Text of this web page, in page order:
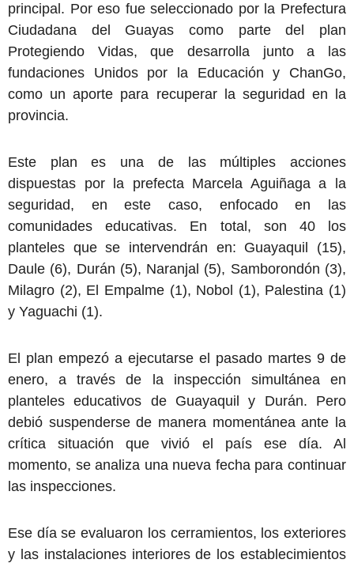
principal. Por eso fue seleccionado por la Prefectura
Ciudadana del Guayas como parte del plan
Protegiendo Vidas, que desarrolla junto a las
fundaciones Unidos por la Educación y ChanGo,
como un aporte para recuperar la seguridad en la
provincia.
Este plan es una de las múltiples acciones
dispuestas por la prefecta Marcela Aguiñaga a la
seguridad, en este caso, enfocado en las
comunidades educativas. En total, son 40 los
planteles que se intervendrán en: Guayaquil (15),
Daule (6), Durán (5), Naranjal (5), Samborondón (3),
Milagro (2), El Empalme (1), Nobol (1), Palestina (1)
y Yaguachi (1).
El plan empezó a ejecutarse el pasado martes 9 de
enero, a través de la inspección simultánea en
planteles educativos de Guayaquil y Durán. Pero
debió suspenderse de manera momentánea ante la
crítica situación que vivió el país ese día. Al
momento, se analiza una nueva fecha para continuar
las inspecciones.
Ese día se evaluaron los cerramientos, los exteriores
y las instalaciones interiores de los establecimientos